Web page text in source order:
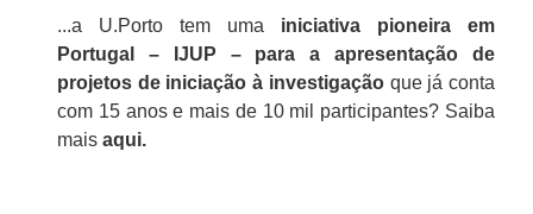
...a U.Porto tem uma iniciativa pioneira em
Portugal – IJUP – para a apresentação de
projetos de iniciação à investigação que já conta
com 15 anos e mais de 10 mil participantes? Saiba
mais aqui.